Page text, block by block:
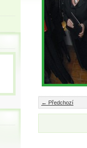
← Předchozí